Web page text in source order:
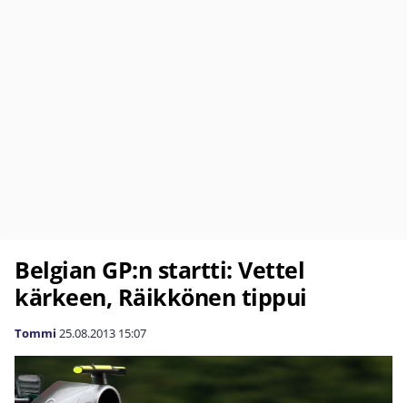
Belgian GP:n startti: Vettel
kärkeen, Räikkönen tippui
Tommi 25.08.2013 15:07